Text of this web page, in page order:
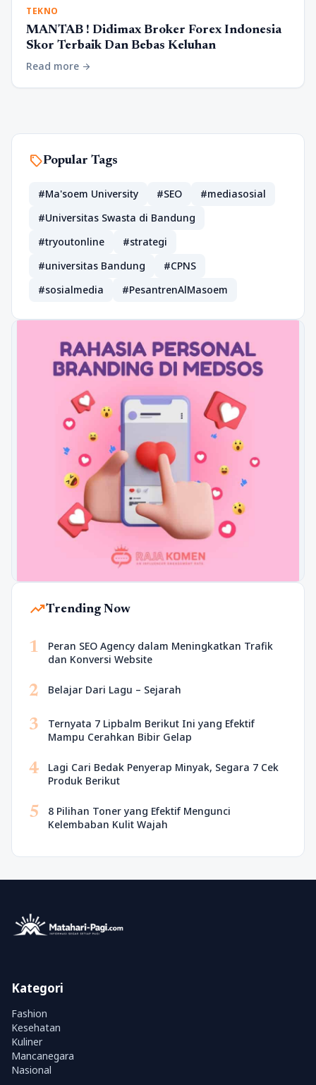
TEKNO
MANTAB ! Didimax Broker Forex Indonesia
Skor Terbaik Dan Bebas Keluhan
Read more arrow_forward
sellPopular Tags
#Ma'soem University #SEO
#mediasosial
#Universitas Swasta di Bandung
#tryoutonline
#strategi
#universitas Bandung
#CPNS
#sosialmedia
#PesantrenAlMasoem
trending_upTrending Now
1
Peran SEO Agency dalam Meningkatkan Trafik
dan Konversi Website
2 Belajar Dari Lagu – Sejarah
3
Ternyata 7 Lipbalm Berikut Ini yang Efektif
Mampu Cerahkan Bibir Gelap
4
Lagi Cari Bedak Penyerap Minyak, Segara 7 Cek
Produk Berikut
5
8 Pilihan Toner yang Efektif Mengunci
Kelembaban Kulit Wajah
Kategori
Fashion
Kesehatan
Kuliner
Mancanegara
Nasional